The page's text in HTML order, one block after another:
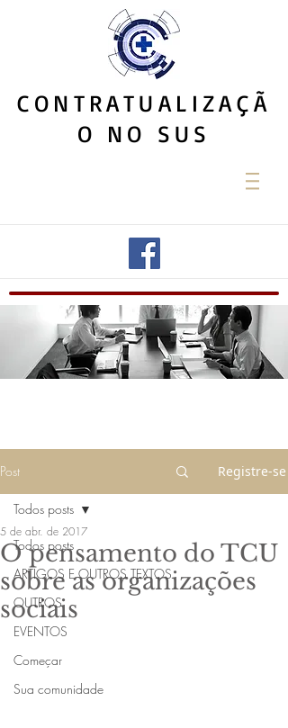
CONTRATUALIZAÇÃ
O NO SUS
Post Registre-se
Todos posts
ARTIGOS E OUTROS TEXTOS
OUTROS
EVENTOS
Começar
Sua comunidade
Todos posts
O pensamento do TCU
sobre as organizações
sociais
5 de abr. de 2017